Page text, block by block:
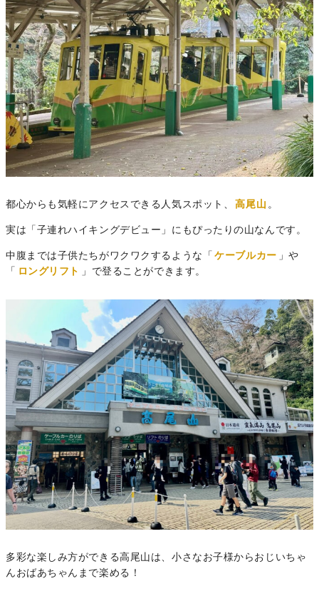
都心からも気軽にアクセスできる人気スポット、 高尾山 。
実は「子連れハイキングデビュー」にもぴったりの山なんです。
中腹までは子供たちがワクワクするような「 ケーブルカー 」や
「
ロングリフト 」で登ることができます。
多彩な楽しみ方ができる高尾山は、小さなお子様からおじいちゃ
んおばあちゃんまで楽める！